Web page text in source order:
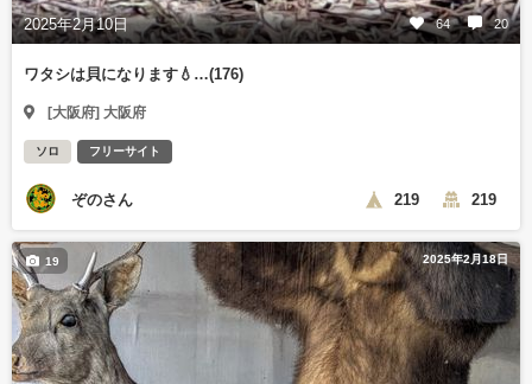
2025年2月10日 64 20
ワタシは貝になります💧…(176)
[大阪府] 大阪府
ソロ フリーサイト
ぞのさん 219 219
2025年2月18日
19